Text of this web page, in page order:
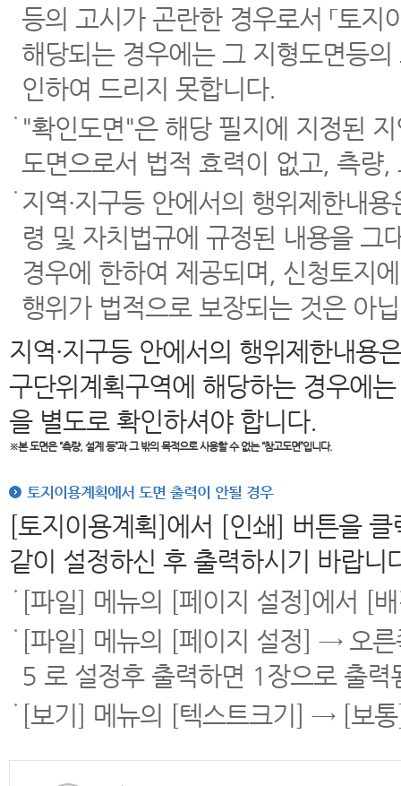
등의 고시가 곤란한 경우로서 「토
해당되는 경우에는 그 지형도면등
인하여 드리지 못합니다.
"확인도면"은 해당 필지에 지정된
도면으로서 법적 효력이 없고, 측량
지역·지구등 안에서의 행위제한내
령 및 자치법규에 규정된 내용을 그
경우에 한하여 제공되며, 신청토지
행위가 법적으로 보장되는 것은 아
지역·지구등 안에서의 행위제한내용
구단위계획구역에 해당하는 경우에
을 별도로 확인하셔야 합니다.
※본 도면은“측량, 설계 등”과 그 밖의 목적으로 사용할 수 없는 “참고도면”입니다.
토지이용계획에서 도면 출력이 안될 경우
[토지이용계획]에서 [인쇄] 버튼을
같이 설정하신 후 출력하시기 바랍니
[파일] 메뉴의 [페이지 설정]에서 [
[파일] 메뉴의 [페이지 설정] → 오
5 로 설정후 출력하면 1장으로 출력
[보기] 메뉴의 [텍스트크기] → [보